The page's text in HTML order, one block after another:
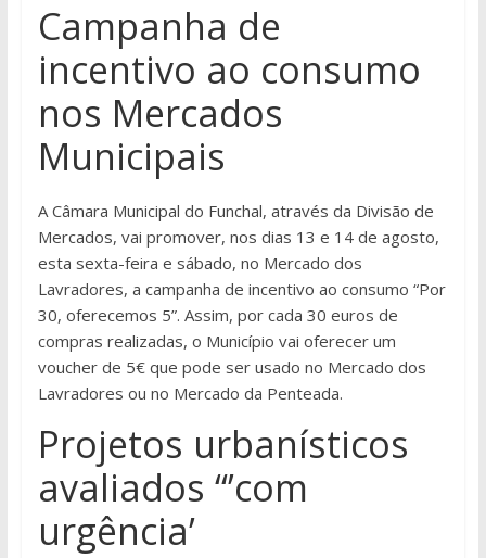
Campanha de
incentivo ao consumo
nos Mercados
Municipais
A Câmara Municipal do Funchal, através da Divisão de
Mercados, vai promover, nos dias 13 e 14 de agosto,
esta sexta-feira e sábado, no Mercado dos
Lavradores, a campanha de incentivo ao consumo “Por
30, oferecemos 5”. Assim, por cada 30 euros de
compras realizadas, o Município vai oferecer um
voucher de 5€ que pode ser usado no Mercado dos
Lavradores ou no Mercado da Penteada.
Projetos urbanísticos
avaliados “’com
urgência’